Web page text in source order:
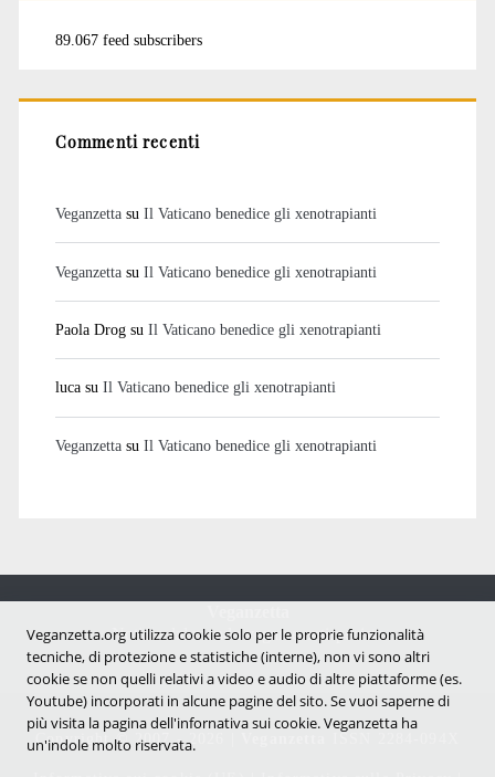
89.067 feed subscribers
Commenti recenti
Veganzettasu Il Vaticano benedice gli xenotrapianti
Veganzettasu Il Vaticano benedice gli xenotrapianti
Paola Drogsu Il Vaticano benedice gli xenotrapianti
lucasu Il Vaticano benedice gli xenotrapianti
Veganzettasu Il Vaticano benedice gli xenotrapianti
Notizie dal mondo vegan e antispecista
Copyright © 2007 - 2026 |
Veganzetta.org utilizza cookie solo per le proprie funzionalità
tecniche, di protezione e statistiche (interne), non vi sono altri
cookie se non quelli relativi a video e audio di altre piattaforme (es.
Youtube) incorporati in alcune pagine del sito. Se vuoi saperne di
più visita la pagina dell'infornativa sui cookie. Veganzetta ha
un'indole molto riservata.